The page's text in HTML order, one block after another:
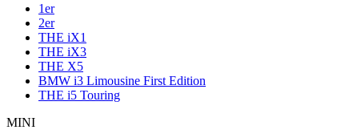
1er
2er
THE iX1
THE iX3
THE X5
BMW i3 Limousine First Edition
THE i5 Touring
MINI